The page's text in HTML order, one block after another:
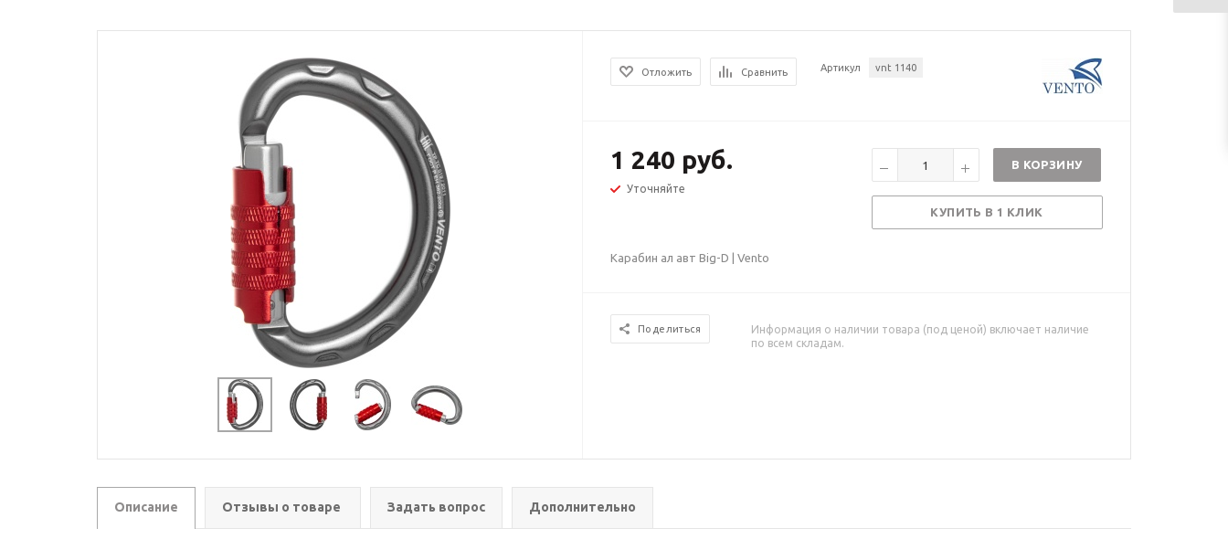
Отложить Сравнить Артикул vnt 1140
1 240 руб.
Уточняйте
В КОРЗИНУ
КУПИТЬ В 1 КЛИК
Карабин ал авт Big-D | Vento
Поделиться
Информация о наличии товара (под ценой) включает наличие
по всем складам.
Описание Отзывы о товаре Задать вопрос Дополнительно